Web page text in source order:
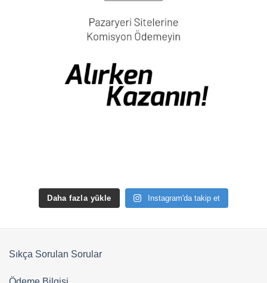
Daha fazla yükle Instagram'da takip et
Sıkça Sorulan Sorular